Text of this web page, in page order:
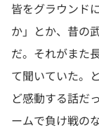
皆をグラウンド
か」とか、昔の
だ。それがまた
て聞いていた。
ど感動する話だ
ームで負け戦の